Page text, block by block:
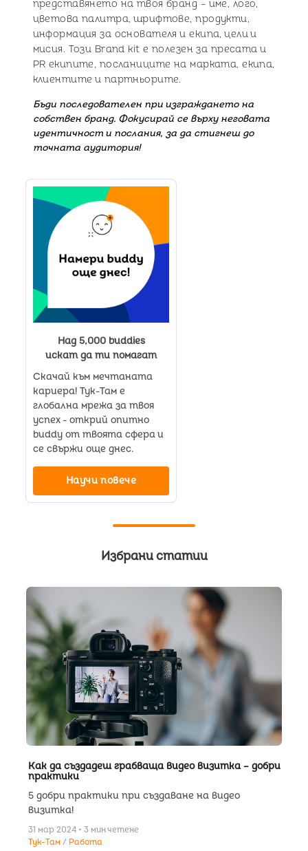
представянето на твоя бранд – име, лого,
цветова палитра, шрифтове, продукти,
информация за основателя и екипа, цели и
мисия. Този Brand kit e полезен за пресата и
PR екипите, посланиците на марката, екипа,
клиентите и партньорите.
Бъди последователен при изграждането на
собствен бранд. Фокусирай се върху неговата
идентичност и послания, за да стигнеш до
точната аудитория!
Над 5,000 buddies
искат да ти помагат
Скачай към мечтаната
кариера! Тук-Там е
глобална мрежа за твоя
успех - открий опитно
buddy от твоята сфера и
се свържи още днес.
Научи повече
Избрани статии
Как да създадеш грабваща видео визитка – добри
практики
5 добри практики при създаване на видео
визитка!
31 мар 2024 • 3 мин четене
Тук-Там
Работа